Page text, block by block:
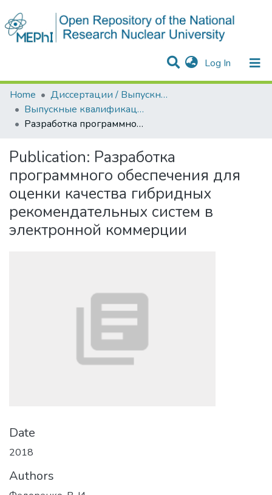
Log In (current)
Communities & Collections
Statistics
All of DSpace
Home
Диссертации / Выпускные квалификационные работы
Выпускные квалификационные работы
Разработка программного обеспечения для оценки качества гибридных рекомендательных систем в электронной коммерции
Publication: Разработка
программного обеспечения для
оценки качества гибридных
рекомендательных систем в
электронной коммерции
Date
2018
Authors